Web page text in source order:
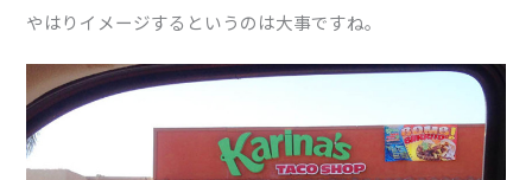
やはりイメージするというのは大事ですね。